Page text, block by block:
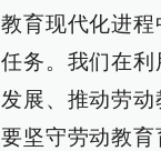
育现代化进
务。我们在
展、推动劳
坚守劳动教